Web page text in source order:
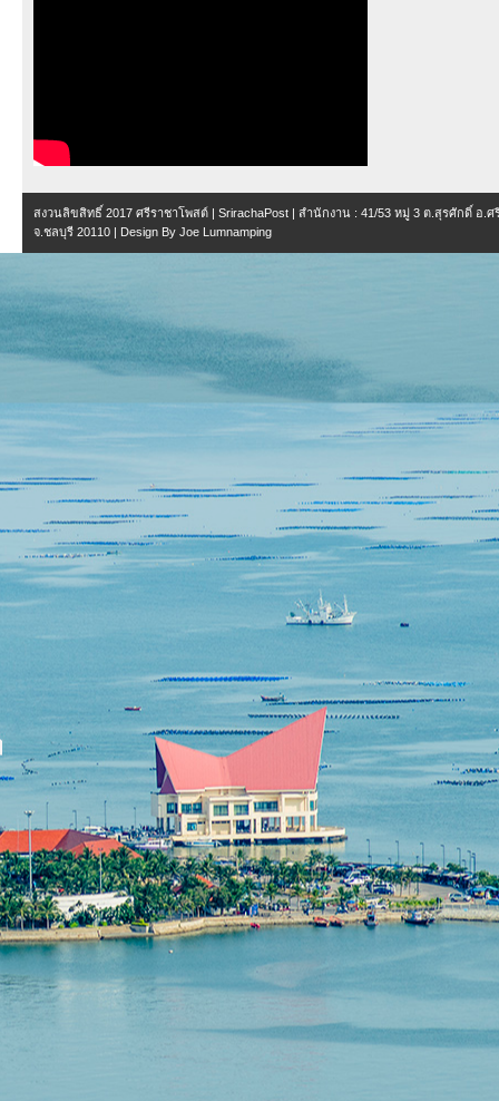
สงวนลิขสิทธิ์ 2017 ศรีราชาโพสต์ | SrirachaPost | สำนักงาน : 41/53 หมู่ 3 ต.สุรศักดิ์ อ.ศ
จ.ชลบุรี 20110 | Design By Joe Lumnamping